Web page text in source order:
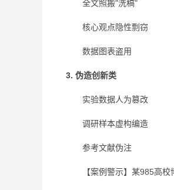
全文照搬"洗稿"
核心观点隐性剽窃
数据图表盗用
3. 伪造创新类
实验数据人为篡改
调研样本虚构编造
参考文献伪注
【案例警示】某985高校博